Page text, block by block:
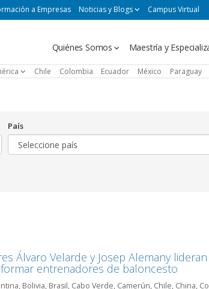
a Empresas Noticias y Blogs Campus Virtual
Navegación
Quiénes Somos Maestría y
Chile Colombia Ecuador México Paraguay
País
Álvaro Velarde y Josep Alemany
entrenadores de baloncesto
, Bolivia, Brasil, Cabo Verde, Camerún, Chile, China,